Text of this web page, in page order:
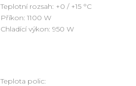
Teplotní rozsah: +0 / +15 °C
Příkon: 1100 W
Chladící výkon: 950 W
Teplota polic: